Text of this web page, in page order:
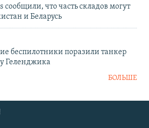
что часть складов могут
и Беларусь
беспилотники поразили танкер
Геленджика
БОЛЬШЕ